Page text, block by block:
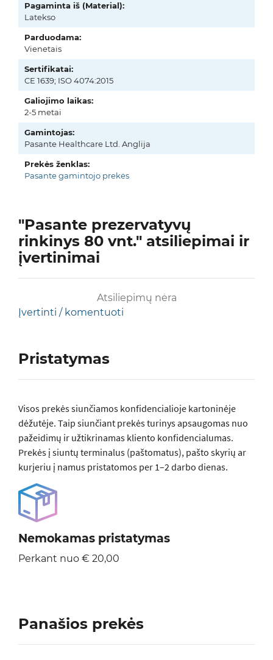
Pagaminta iš (Material):
Latekso
Parduodama:
Vienetais
Sertifikatai:
CE 1639; ISO 4074:2015
Galiojimo laikas:
2-5 metai
Gamintojas:
Pasante Healthcare Ltd. Anglija
Prekės ženklas:
Pasante gamintojo prekės
"Pasante prezervatyvų
rinkinys 80 vnt." atsiliepimai ir
įvertinimai
Atsiliepimų nėra
Įvertinti / komentuoti
Pristatymas
Visos prеkės siunčiamos konfidencialioje kartoninėje
dėžutėje. Taip siunčiant prekės turinys apsaugomas nuo
pažeidimų ir užtikrinamas kliento konfidencialumas.
Prekės į siuntų terminalus (paštomatus), pašto skyrių ar
kurjeriu į namus pristatomos per 1–2 darbo dienas.
Nemokamas pristatymas
Perkant nuo € 20,00
Panašios prekės